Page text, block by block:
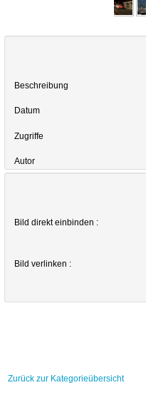
Beschreibung
Datum
Zugriffe
Autor
Bild direkt einbinden :
Bild verlinken :
Zurück zur Kategorieübersicht